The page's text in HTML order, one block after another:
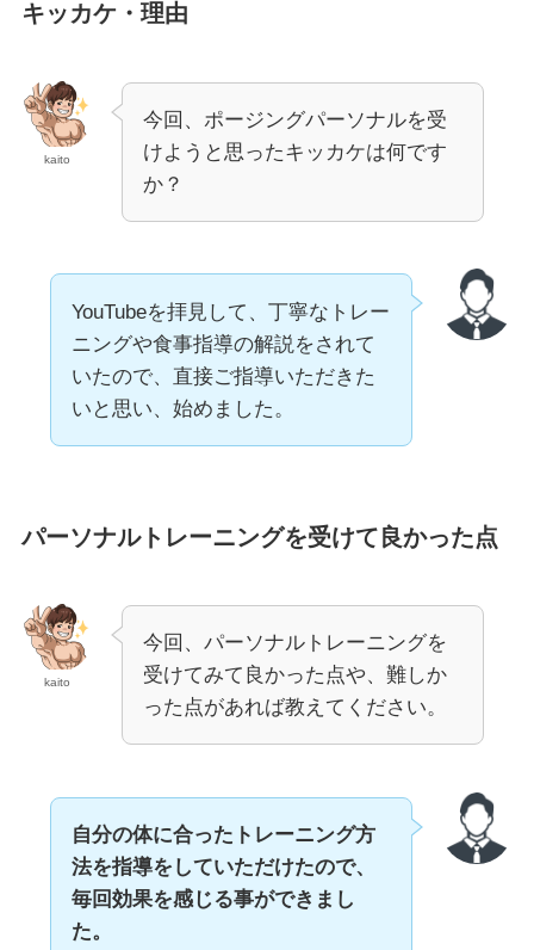
キッカケ・理由
kaito
今回、ポージングパーソナルを受
けようと思ったキッカケは何です
か？
YouTubeを拝見して、丁寧なトレー
ニングや食事指導の解説をされて
いたので、直接ご指導いただきた
いと思い、始めました。
パーソナルトレーニングを受けて良かった点
kaito
今回、パーソナルトレーニングを
受けてみて良かった点や、難しか
った点があれば教えてください。
自分の体に合ったトレーニング方
法を指導をしていただけたので、
毎回効果を感じる事ができまし
た。